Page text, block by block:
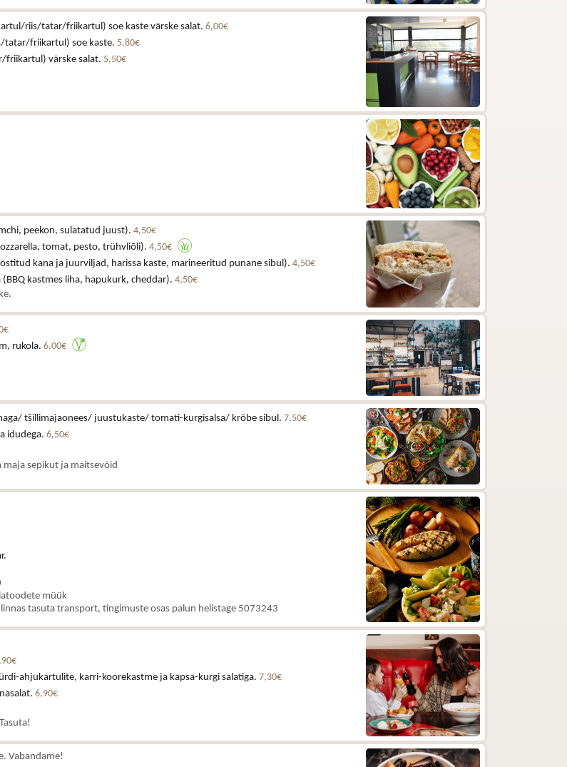
riis/tatar/friikartul) soe kaste värske salat. 6,00€
tatar/friikartul) soe kaste. 5,80€
friikartul) värske salat. 5,50€
peekon, sulatatud juust). 4,50€
tomat, pesto, trühvliõli). 4,50€
kana ja juurviljad, harissa kaste, marineeritud punane sibul). 4,50€
kastmes liha, hapukurk, cheddar). 4,50€
rukola. 6,00€
tšillimajaonees/ juustukaste/ tomati-kurgisalsa/ krõbe sibul. 7,50€
idudega. 6,50€
maja sepikut ja maitsevõid
müük
tasuta transport, tingimuste osas palun helistage 5073243
ahjukartulite, karri-koorekastme ja kapsa-kurgi salatiga. 7,30€
6,90€
Vabandame!